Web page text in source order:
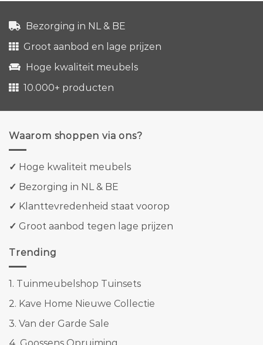
Bezorging in NL & BE
Groot aanbod en lage prijzen
Hoge kwaliteit meubels
10.000+ producten
Waarom shoppen via ons?
✓ Hoge kwaliteit meubels
✓ Bezorging in NL & BE
✓ Klanttevredenheid staat voorop
✓ Groot aanbod tegen lage prijzen
Trending
1. Tuinmeubelshop Tuinsets
2. Kave Home Nieuwe Collectie
3. Van der Garde Sale